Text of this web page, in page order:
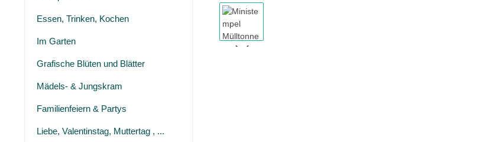
Essen, Trinken, Kochen
Im Garten
Grafische Blüten und Blätter
Mädels- & Jungskram
Familienfeiern & Partys
Liebe, Valentinstag, Muttertag , ...